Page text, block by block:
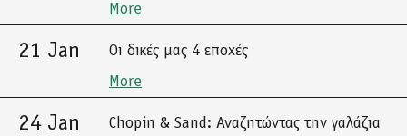
More
21 Jan
Οι δικές μας 4 εποχές
More
24 Jan
Chopin & Sand: Αναζητώντας την γαλάζια